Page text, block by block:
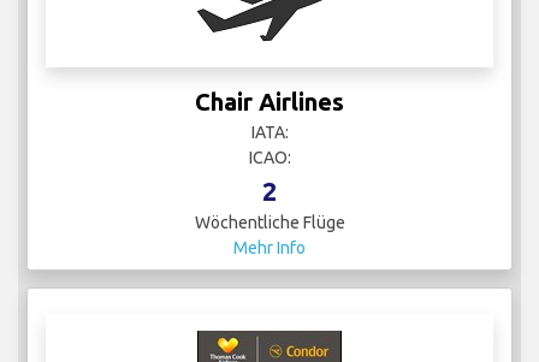
Chair Airlines
IATA:
ICAO:
2
Wöchentliche Flüge
Mehr Info